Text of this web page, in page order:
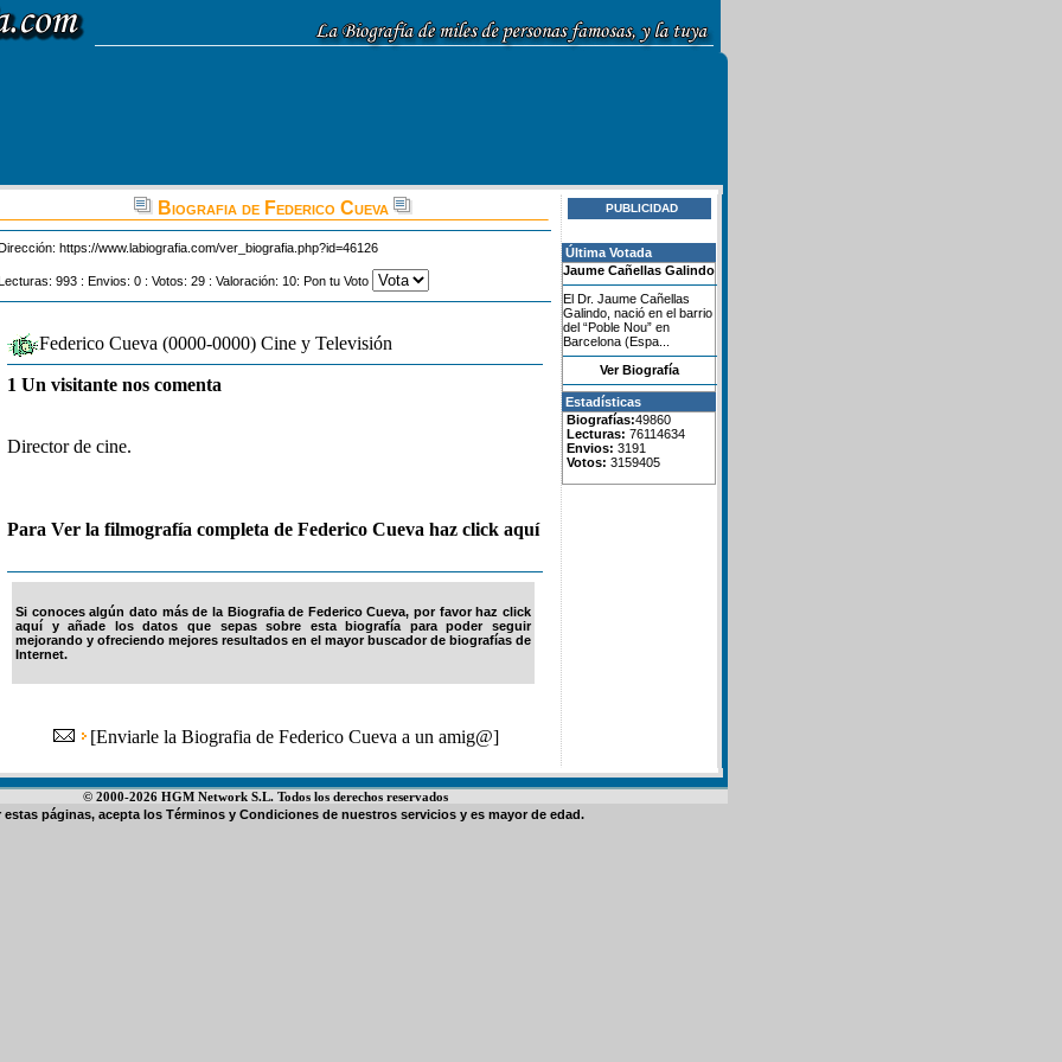
Biografia de Federico Cueva
https://www.labiografia.com/ver_biografia.php?id=46126
993 : Envios: 0 : Votos: 29 : Valoración: 10: Pon tu Voto
Federico Cueva (0000-0000) Cine y Televisión
1 Un visitante nos comenta
Director de cine.
Para Ver la filmografía completa de Federico Cueva haz click aquí
Si conoces algún dato más de la Biografia de Federico Cueva, por favor haz click
aquí y añade los datos que sepas sobre esta biografía para poder seguir
mejorando y ofreciendo mejores resultados en el mayor buscador de biografías de
Internet.
[Enviarle la Biografia de Federico Cueva a un amig@]
PUBLICIDAD
Última Votada
Jaume Cañellas Galindo
El Dr. Jaume Cañellas
Galindo, nació en el barrio
del “Poble Nou” en
Barcelona (Espa...
Ver Biografía
Estadísticas
Biografías:49860
Lecturas: 76114634
Envios: 3191
Votos: 3159405
© 2000-2026 HGM Network S.L. Todos los derechos reservados
estas páginas, acepta los Términos y Condiciones de nuestros servicios y es mayor de edad.